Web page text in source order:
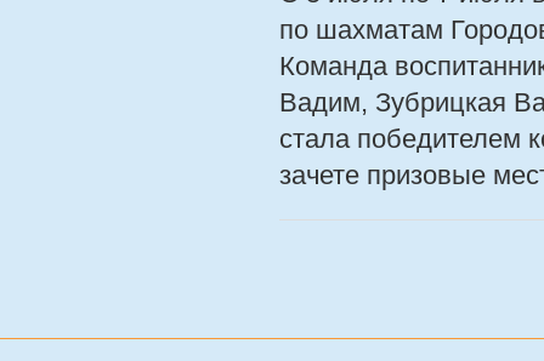
по шахматам
Команда
Вадим, Зубрицкая
стала победителем
зачете призовые